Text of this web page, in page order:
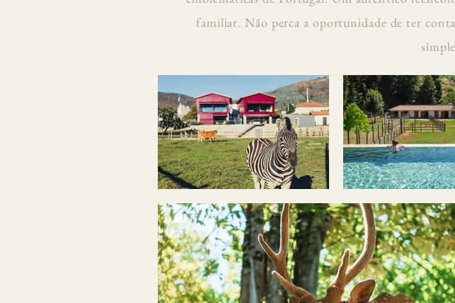
familiar. Não perca a oportunidade de ter